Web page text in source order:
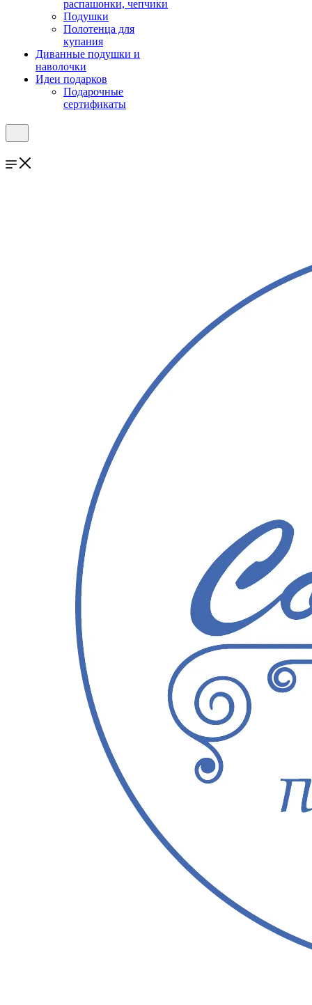
распашонки, чепчики
Подушки
Полотенца для
купания
Диванные подушки и
наволочки
Идеи подарков
Подарочные
сертификаты